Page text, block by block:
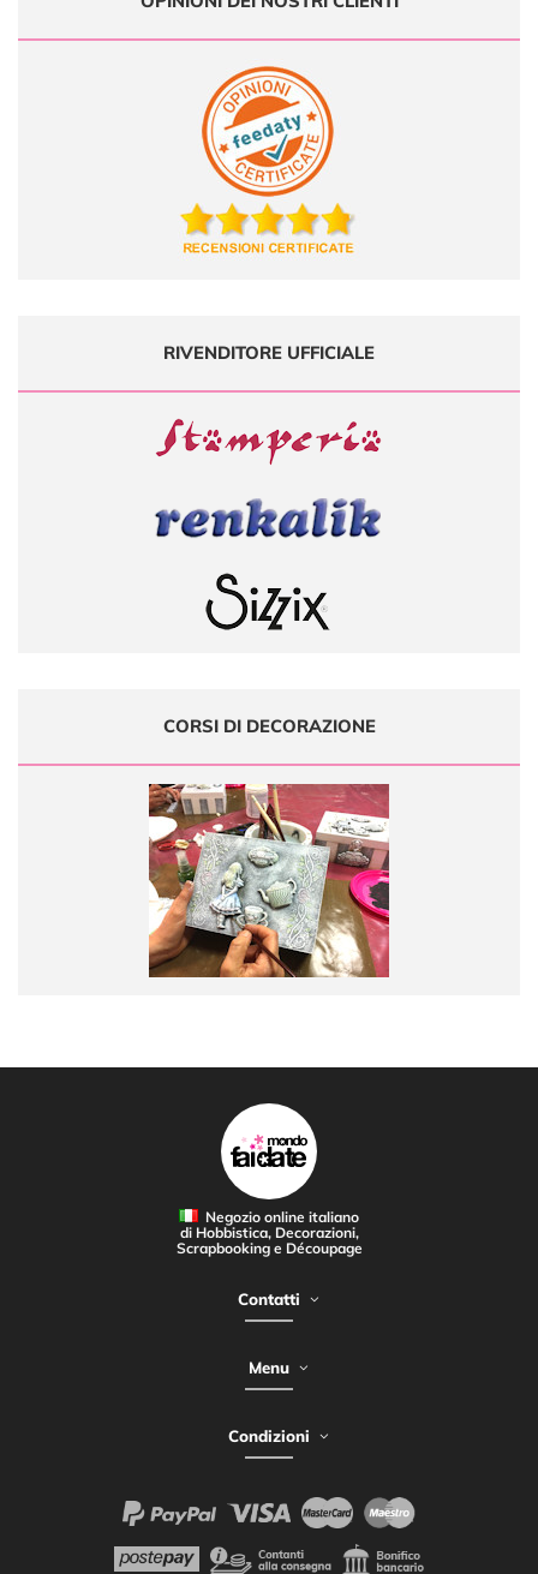
RIVENDITORE UFFICIALE
CORSI DI DECORAZIONE
Negozio online italiano
di Hobbistica, Decorazioni,
Scrapbooking e Découpage
Contatti
Menu
Condizioni